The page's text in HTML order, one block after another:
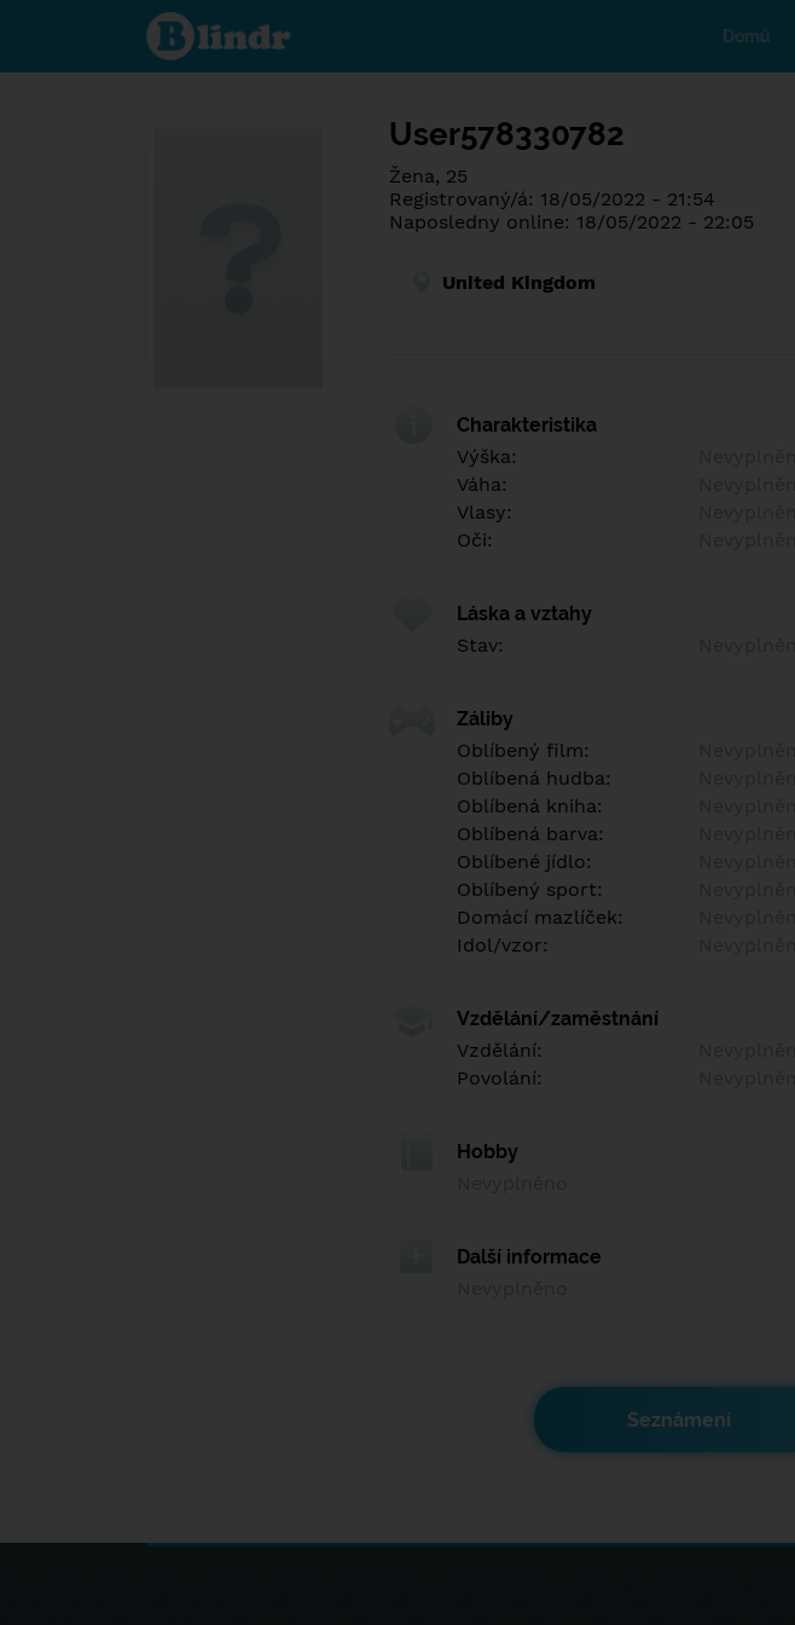
Poznej co je
pod maskou.
Seznamovací
Domů
User578330782
Žena, 25
Registrovaný/á: 18/05/2022 - 21:54
Naposledny online: 18/05/2022 - 22:05
United Kingdom
Charakteristika
Výška:
Váha:
Vlasy:
Oči:
Láska a vztahy
Stav:
Záliby
Oblíbený film:
Oblíbená hudba:
Oblíbená kniha:
Oblíbená barva:
Oblíbené jídlo:
Oblíbený sport:
Domácí mazlíček:
Idol/vzor:
Vzdělání/zaměstnání
Vzdělání:
Povolání:
Hobby
Další informace
Seznámení